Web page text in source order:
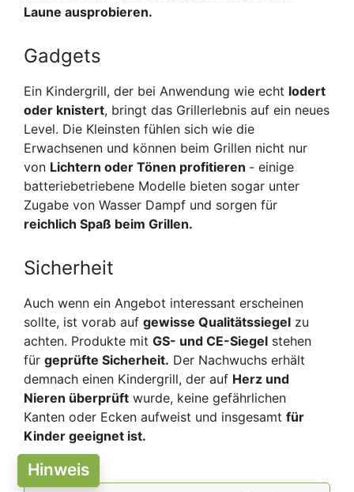
Laune ausprobieren.
Gadgets
Ein Kindergrill, der bei Anwendung wie echt lodert
oder knistert, bringt das Grillerlebnis auf ein neues
Level. Die Kleinsten fühlen sich wie die
Erwachsenen und können beim Grillen nicht nur
von Lichtern oder Tönen profitieren - einige
batteriebetriebene Modelle bieten sogar unter
Zugabe von Wasser Dampf und sorgen für
reichlich Spaß beim Grillen.
Sicherheit
Auch wenn ein Angebot interessant erscheinen
sollte, ist vorab auf gewisse Qualitätssiegel zu
achten. Produkte mit GS- und CE-Siegel stehen
für geprüfte Sicherheit. Der Nachwuchs erhält
demnach einen Kindergrill, der auf Herz und
Nieren überprüft wurde, keine gefährlichen
Kanten oder Ecken aufweist und insgesamt für
Kinder geeignet ist.
Hinweis